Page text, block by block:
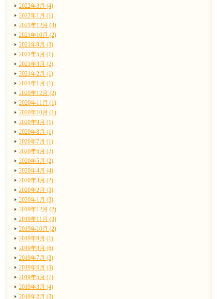
2022年3月 (4)
2022年1月 (1)
2021年12月 (3)
2021年10月 (2)
2021年9月 (3)
2021年5月 (1)
2021年3月 (2)
2021年2月 (1)
2021年1月 (1)
2020年12月 (2)
2020年11月 (1)
2020年10月 (1)
2020年9月 (1)
2020年8月 (1)
2020年7月 (1)
2020年6月 (2)
2020年5月 (2)
2020年4月 (4)
2020年3月 (2)
2020年2月 (3)
2020年1月 (3)
2019年12月 (2)
2019年11月 (3)
2019年10月 (2)
2019年9月 (1)
2019年8月 (6)
2019年7月 (3)
2019年6月 (3)
2019年5月 (7)
2019年3月 (4)
2019年2月 (3)